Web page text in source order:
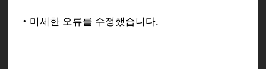
・미세한 오류를 수정했습니다.